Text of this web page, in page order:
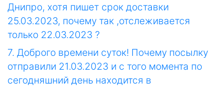
Днипро, хотя пишет срок доставки
25.03.2023, почему так ,отслеживается
только 22.03.2023 ?
7. Доброго времени суток! Почему посылку
отправили 21.03.2023 и с того момента по
сегодняшний день находится в